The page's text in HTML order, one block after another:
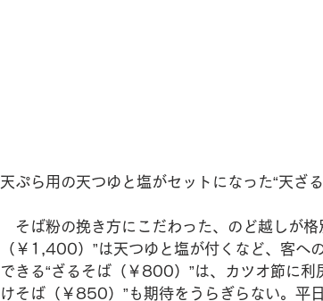
天ぷら用の天つゆと塩がセットになった“天ざ
そば粉の挽き方にこだわった、のど越しが格
（￥1,400）”は天つゆと塩が付くなど、客へ
できる“ざるそば（￥800）”は、カツオ節に
けそば（￥850）”も期待をうらぎらない。平